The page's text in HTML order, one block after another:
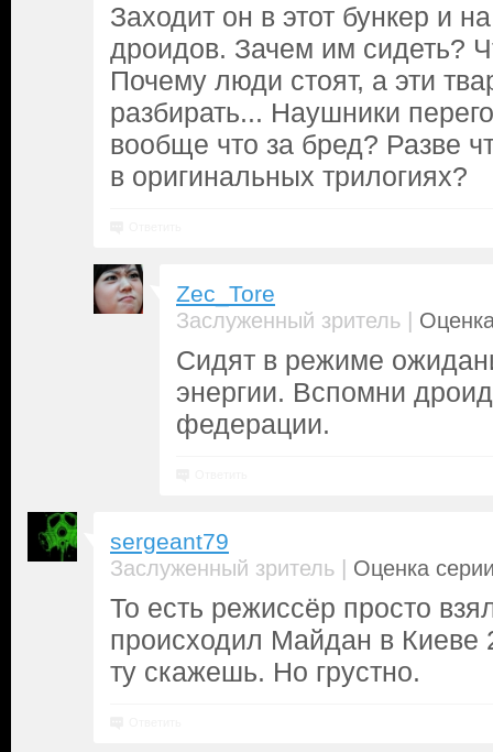
Заходит он в этот бункер и
дроидов. Зачем им сидеть?
Почему люди стоят, а эти
разбирать... Наушники
вообще что за бред? Разве
в оригинальных трилогиях?
Zec_Tore
Заслуженный зритель |
Сидят в режиме
энергии. Вспомни
федерации.
sergeant79
Заслуженный зритель | Оценка
То есть режиссёр просто
происходил Майдан в Киеве
ту скажешь. Но грустно.